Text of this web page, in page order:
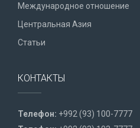
Международное отношение
Центральная Азия
Статьи
КОНТАКТЫ
Телефон: +992 (93) 100-7777